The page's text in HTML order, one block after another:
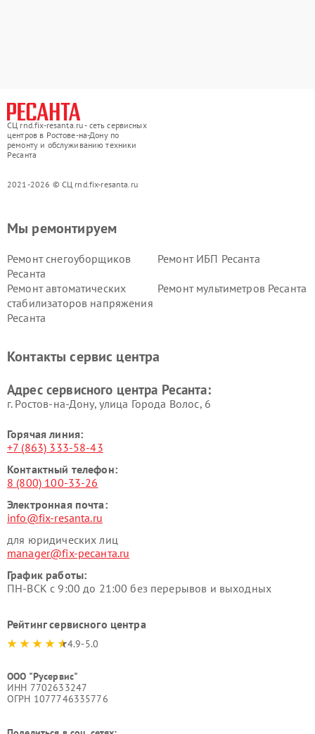
СЦ rnd.fix-resanta.ru - сеть сервисных
центров в Ростове-на-Дону по
ремонту и обслуживанию техники
Ресанта
2021-2026 © СЦ rnd.fix-resanta.ru
Мы ремонтируем
Ремонт снегоуборщиков
Ресанта
Ремонт ИБП Ресанта
Ремонт автоматических
стабилизаторов напряжения
Ресанта
Ремонт мультиметров Ресанта
Контакты сервис центра
Адрес сервисного центра Ресанта:
г. Ростов-на-Дону, улица Города Волос, 6
Горячая линия:
+7 (863) 333-58-43
Контактный телефон:
8 (800) 100-33-26
Электронная почта:
info@fix-resanta.ru
для юридических лиц
manager@fix-ресанта.ru
График работы:
ПН-ВСК с 9:00 до 21:00 без перерывов и выходных
Рейтинг сервисного центра
4.9-5.0
ООО "Русервис"
ИНН 7702633247
ОГРН 1077746335776